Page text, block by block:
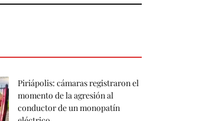
Piriápolis: cámaras registraron el
momento de la agresión al
conductor de un monopatín